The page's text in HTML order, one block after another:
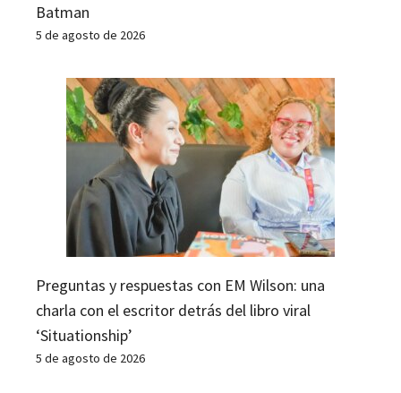
Batman
5 de agosto de 2026
Preguntas y respuestas con EM Wilson: una
charla con el escritor detrás del libro viral
‘Situationship’
5 de agosto de 2026